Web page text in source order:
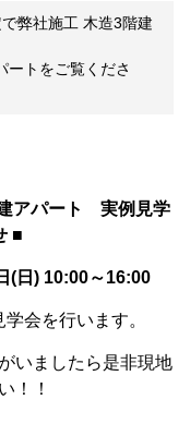
弊社施工 木造3階建
ートをご覧くださ
アパート 実例見学
■
(日)10:00～16:00
会を行います。
いましたら是非現地
！！